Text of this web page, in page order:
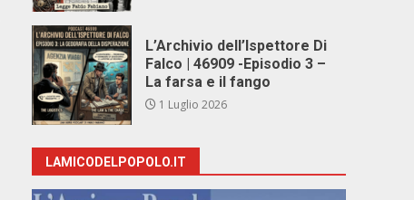
L’Archivio dell’Ispettore Di
Falco | 46909 -Episodio 3 –
La farsa e il fango
1 Luglio 2026
LAMICODELPOPOLO.IT